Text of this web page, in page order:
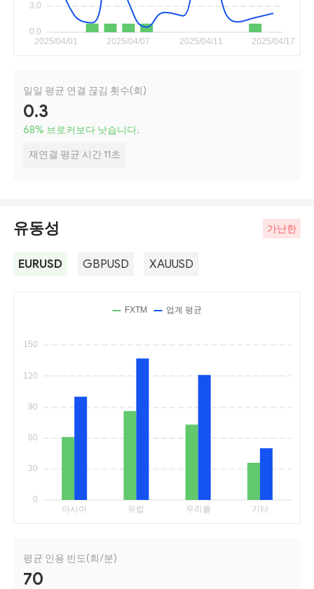
일일 평균 연결 끊김 횟수(회)
0.3
68% 브로커보다 낫습니다.
재연결 평균 시간 11초
유동성 가난한
EURUSD GBPUSD XAUUSD
평균 인용 빈도(회/분)
70